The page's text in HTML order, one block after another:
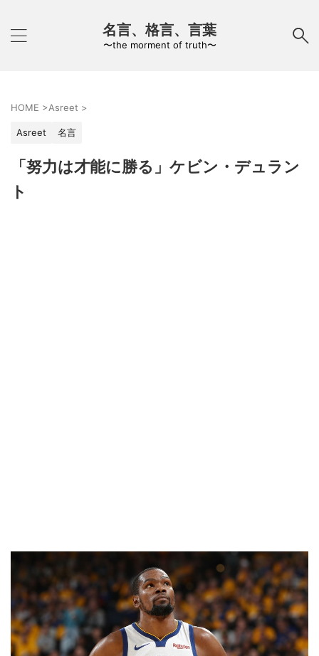
名言、格言、言葉
〜the morment of truth〜
HOME >Asreet >
Asreet 名言
「努力は才能に勝る」ケビン・デュラン
ト